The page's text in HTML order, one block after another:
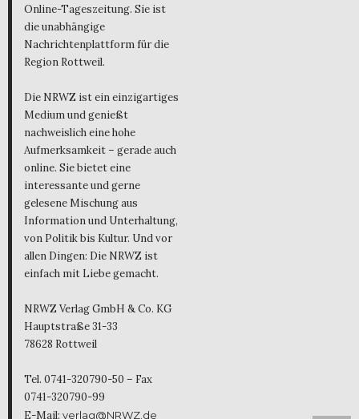
Online-Tageszeitung. Sie ist
die unabhängige
Nachrichtenplattform für die
Region Rottweil.
Die NRWZ ist ein einzigartiges
Medium und genießt
nachweislich eine hohe
Aufmerksamkeit – gerade auch
online. Sie bietet eine
interessante und gerne
gelesene Mischung aus
Information und Unterhaltung,
von Politik bis Kultur. Und vor
allen Dingen: Die NRWZ ist
einfach mit Liebe gemacht.
NRWZ Verlag GmbH & Co. KG
Hauptstraße 31-33
78628 Rottweil
Tel. 0741-320790-50 – Fax
0741-320790-99
E-Mail: verlag@NRWZ.de